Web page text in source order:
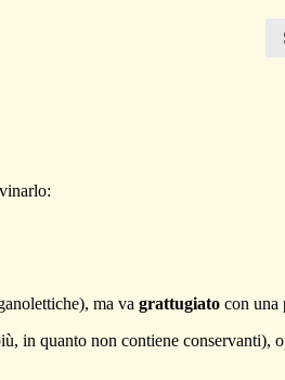
ma va grattugiato con una
in quanto non contiene conservanti),